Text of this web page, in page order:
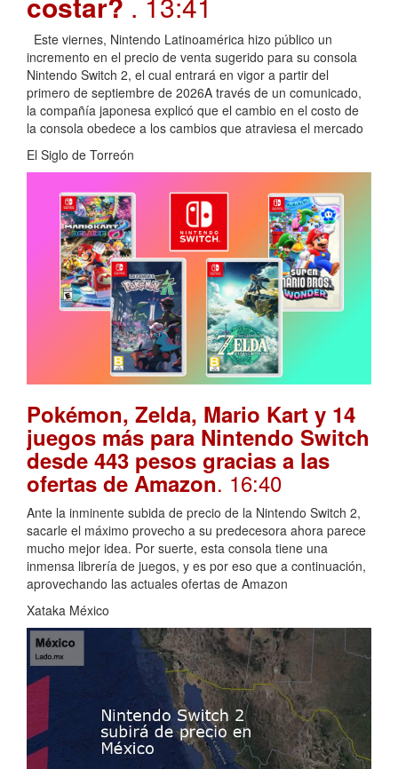
Este viernes, Nintendo Latinoamérica hizo público un
incremento en el precio de venta sugerido para su consola
Nintendo Switch 2, el cual entrará en vigor a partir del
primero de septiembre de 2026A través de un comunicado,
la compañía japonesa explicó que el cambio en el costo de
la consola obedece a los cambios que atraviesa el mercado
El Siglo de Torreón
Pokémon, Zelda, Mario Kart y 14
juegos más para Nintendo Switch
desde 443 pesos gracias a las
ofertas de Amazon. 16:40
Ante la inminente subida de precio de la Nintendo Switch 2,
sacarle el máximo provecho a su predecesora ahora parece
mucho mejor idea. Por suerte, esta consola tiene una
inmensa librería de juegos, y es por eso que a continuación,
aprovechando las actuales ofertas de Amazon
Xataka México